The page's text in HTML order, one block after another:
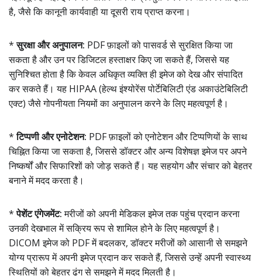
है, जैसे कि कानूनी कार्यवाही या दूसरी राय प्राप्त करना।
*सुरक्षा और अनुपालन: PDF फ़ाइलों को पासवर्ड से सुरक्षित किया जा
सकता है और उन पर डिजिटल हस्ताक्षर किए जा सकते हैं, जिससे यह
सुनिश्चित होता है कि केवल अधिकृत व्यक्ति ही इमेज को देख और संपादित
कर सकते हैं। यह HIPAA (हेल्थ इंश्योरेंस पोर्टेबिलिटी एंड अकाउंटेबिलिटी
एक्ट) जैसे गोपनीयता नियमों का अनुपालन करने के लिए महत्वपूर्ण है।
*टिप्पणी और एनोटेशन: PDF फ़ाइलों को एनोटेशन और टिप्पणियों के साथ
चिह्नित किया जा सकता है, जिससे डॉक्टर और अन्य विशेषज्ञ इमेज पर अपने
निष्कर्षों और सिफारिशों को जोड़ सकते हैं। यह सहयोग और संचार को बेहतर
बनाने में मदद करता है।
*पेशेंट एंगेजमेंट:मरीजों को अपनी मेडिकल इमेज तक पहुंच प्रदान करना
उनकी देखभाल में सक्रिय रूप से शामिल होने के लिए महत्वपूर्ण है।
DICOM इमेज को PDF में बदलकर, डॉक्टर मरीजों को आसानी से समझने
योग्य प्रारूप में अपनी इमेज प्रदान कर सकते हैं, जिससे उन्हें अपनी स्वास्थ्य
स्थितियों को बेहतर ढंग से समझने में मदद मिलती है।